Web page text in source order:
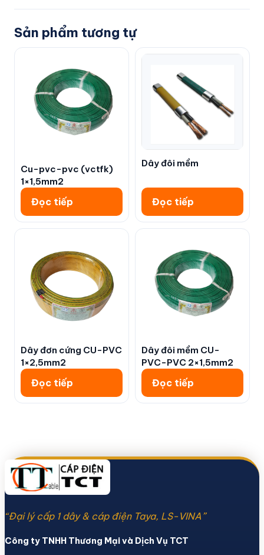
Sản phẩm tương tự
Cu-pvc-pvc (vctfk)
1×1,5mm2
Đọc tiếp
Dây đôi mềm
Đọc tiếp
Dây đơn cứng CU-PVC
1×2,5mm2
Đọc tiếp
Dây đôi mềm CU-
PVC-PVC 2×1,5mm2
Đọc tiếp
“Đại lý cấp 1 dây & cáp điện Taya, LS-VINA”
Công ty TNHH Thương Mại và Dịch Vụ TCT